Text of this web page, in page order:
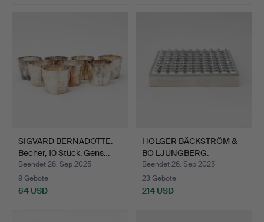
SIGVARD BERNADOTTE.
Becher, 10 Stück, Gens…
Beendet 26. Sep 2025
9 Gebote
64 USD
HOLGER BÄCKSTRÖM &
BO LJUNGBERG.
Aschenbec…
Beendet 26. Sep 2025
23 Gebote
214 USD